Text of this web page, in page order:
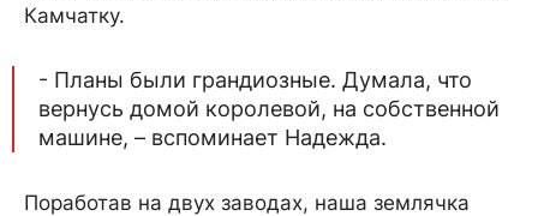
Камчатку.
- Планы были грандиозные. Думала, что
вернусь домой королевой, на собственной
машине, – вспоминает Надежда.
Поработав на двух заводах, наша землячка